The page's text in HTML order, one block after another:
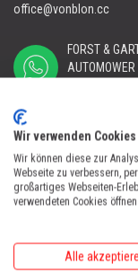
office@vonblon.cc
FORST &
AUTOMOWER
AUTOMOWER
Automower
Tel:+43 (0)5552 31607
AUTOMOWER
Harry Zudrell
+43 676 780 96 73
Wir verwenden Cookies
Wir können diese zur
Webseite zu verbessern,
großartiges Webseiten-
verwendeten Cookies
Alle